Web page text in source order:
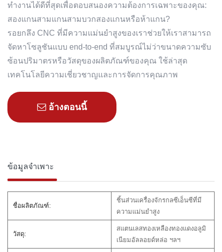
ทำงานได้ดีที่สุดเพื่อตอบสนองความต้องการเฉพาะของคุณ:
สองแกนสามแกนสามบวกสองแกนหรือห้าแกน?
รอยกลึง CNC ที่มีความแม่นยำสูงของเราช่วยให้เราสามารถ
จัดหาโซลูชันแบบ end-to-end ที่สมบูรณ์ไม่ว่าขนาดความซับ
ซ้อนปริมาตรหรือวัสดุของผลิตภัณฑ์ของคุณ ใช้ล่าสุด
เทคโนโลยีความเชี่ยวชาญและการจัดการคุณภาพ
อ้างตอนนี้
ข้อมูลจำเพาะ
ชื่อผลิตภัณฑ์:
ชิ้นส่วนเครื่องจักรกลซีเอ็นซีที่มี
ความแม่นยำสูง
วัสดุ:
สแตนเลสทองเหลืองทองแดงอลูมิ
เนียมอัลลอยด์หล่อ ฯลฯ